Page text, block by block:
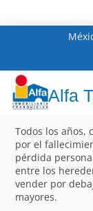
Alfa
Todos los años,
por el
pérdida
entre los
vender por
mayores.